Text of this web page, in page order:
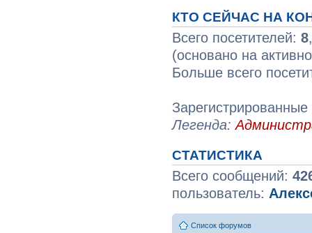
КТО СЕЙЧАС НА
Всего посетителей: 8
(основано на
Больше всего
Легенда:
СТАТИСТИКА
Всего сообщений:
пользователь:
Список форумов